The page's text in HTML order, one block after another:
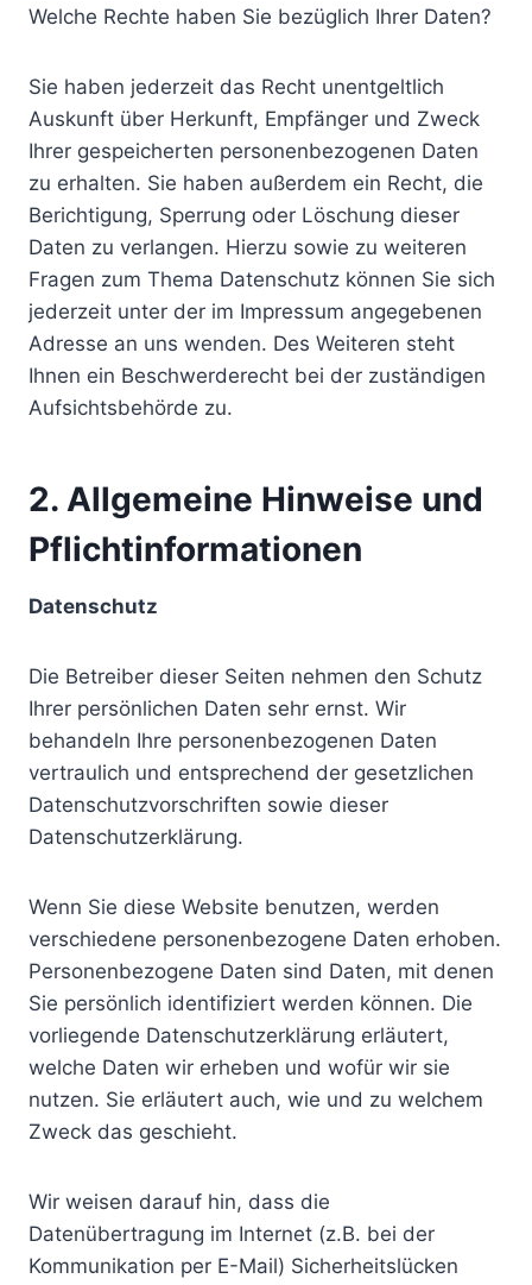
Welche Rechte haben Sie bezüglich Ihrer Daten?
Sie haben jederzeit das Recht unentgeltlich
Auskunft über Herkunft, Empfänger und Zweck
Ihrer gespeicherten personenbezogenen Daten
zu erhalten. Sie haben außerdem ein Recht, die
Berichtigung, Sperrung oder Löschung dieser
Daten zu verlangen. Hierzu sowie zu weiteren
Fragen zum Thema Datenschutz können Sie sich
jederzeit unter der im Impressum angegebenen
Adresse an uns wenden. Des Weiteren steht
Ihnen ein Beschwerderecht bei der zuständigen
Aufsichtsbehörde zu.
2. Allgemeine Hinweise und
Pflichtinformationen
Datenschutz
Die Betreiber dieser Seiten nehmen den Schutz
Ihrer persönlichen Daten sehr ernst. Wir
behandeln Ihre personenbezogenen Daten
vertraulich und entsprechend der gesetzlichen
Datenschutzvorschriften sowie dieser
Datenschutzerklärung.
Wenn Sie diese Website benutzen, werden
verschiedene personenbezogene Daten erhoben.
Personenbezogene Daten sind Daten, mit denen
Sie persönlich identifiziert werden können. Die
vorliegende Datenschutzerklärung erläutert,
welche Daten wir erheben und wofür wir sie
nutzen. Sie erläutert auch, wie und zu welchem
Zweck das geschieht.
Wir weisen darauf hin, dass die
Datenübertragung im Internet (z.B. bei der
Kommunikation per E-Mail) Sicherheitslücken